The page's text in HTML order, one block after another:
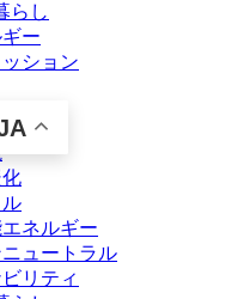
らし
ー
ション
ネルギー
ュートラル
リティ